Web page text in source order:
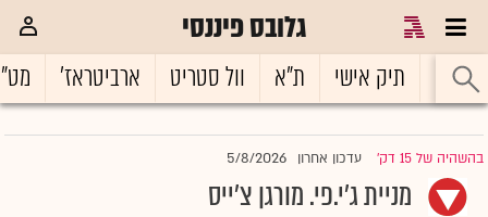
גלובס פיננסי
ראשי תיק אישי ת"א וול סטריט ארביטראז'
בהשהיה של 15 דק' |עדכון אחרון 5/8/2026
מניית ג'י.פי. מורגן צ'ייס